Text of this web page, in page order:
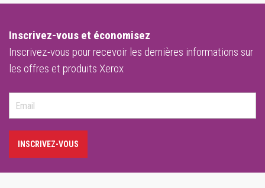
Inscrivez-vous et économisez
Inscrivez-vous pour recevoir les dernières informations sur
les offres et produits Xerox
INSCRIVEZ-VOUS